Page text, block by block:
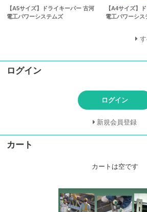
【A5サイズ】ドライキーパー 古河
電工パワーシステムズ
【A4サイズ】
電工パワーシス
ログイン
ログイン
新規会員登録
カート
カートは空です